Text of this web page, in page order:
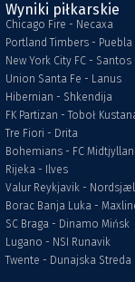
Wyniki piłkarskie
Chicago Fire - Necaxa
Portland Timbers - Puebla
New York City FC -
Union Santa Fe - Lanus
Hibernian - Shkendija
FK Partizan - Toboł
Tre Fiori - Drita
Bohemians - FC
Rijeka - Ilves
Valur Reykjavik -
Borac Banja Luka -
SC Braga - Dinamo Mińsk
Lugano - NSI Runavik
Twente - Dunajska Streda